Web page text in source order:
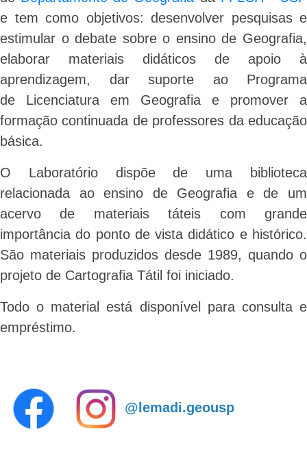
e tem como objetivos: desenvolver pesquisas e
estimular o debate sobre o ensino de Geografia,
elaborar materiais didáticos de apoio à
aprendizagem, dar suporte ao Programa
de Licenciatura em Geografia e promover a
formação continuada de professores da educação
básica.
O Laboratório dispõe de uma biblioteca
relacionada ao ensino de Geografia e de um
acervo de materiais táteis com grande
importância do ponto de vista didático e histórico.
São materiais produzidos desde 1989, quando o
projeto de Cartografia Tátil foi iniciado.
Todo o material está disponível para consulta e
empréstimo.
@lemadi.geousp